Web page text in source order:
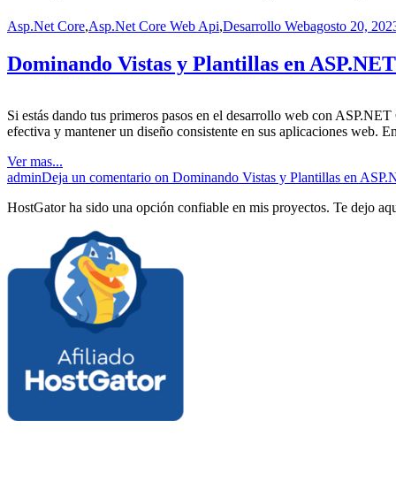
Asp.Net Core,Asp.Net Core Web Api,Desarrollo Webagosto 20,
Dominando Vistas y Plantillas en
Si estás dando tus primeros pasos en el desarrollo web con
efectiva y mantener un diseño consistente en sus aplicaciones web.
Ver mas...
adminDeja un comentario on Dominando Vistas y Plantillas en
HostGator ha sido una opción confiable en mis proyectos. Te dejo